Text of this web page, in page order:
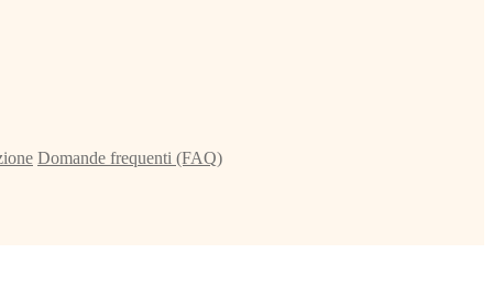
Domande frequenti (FAQ)